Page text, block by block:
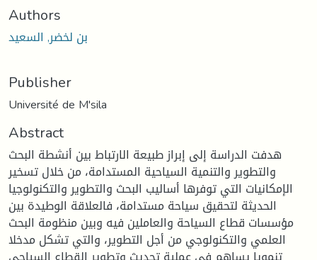
Authors
بن لخضر, السعيد
Publisher
Université de M'sila
Abstract
هدفت الدراسة إلى إبراز طبيعة الارتباط بين أنشطة البحث
والتطوير والتنمية السياحية المستدامة، من خلال تسخير
الإمكانيات التي توفرها أساليب البحث والتطوير والتكنولوجيا
الحديثة لتحقيق سياحة مستدامة، فالعلاقة الوطيدة بين
مؤسسات قطاع السياحة والعاملين فيه وبين منظومة البحث
العلمي والتكنولوجي من أجل التطوير، والتي تشكل مدخلا